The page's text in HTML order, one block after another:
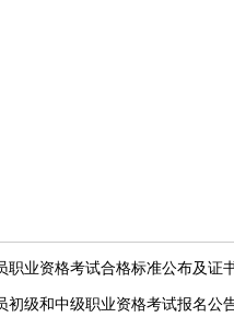
职业资格考试合格标准公布及证
初级和中级职业资格考试报名公